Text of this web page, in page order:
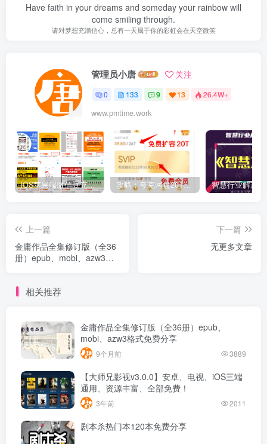
Have faith in your dreams and someday your rainbow will
come smiling through.
请对梦想充满信心，总有一天属于你的彩虹会在天空微笑
管理员小唐 关注
0 133 9 13 26.4W+
www.pmtime.work
iOS苹果端微信豆充值1:10的方法 攻略：夸克网盘20T空间免费扩容 免费会员申请 附最新申请步骤和技巧
上一篇
金庸作品全集修订版（全36
册）epub、mobi、azw3格
下一篇
无更多文章
相关推荐
金庸作品全集修订版（全36册）epub、
mobi、azw3格式免费分享
9个月前 3889
【大师兄影视v3.0.0】安卓、电视、iOS三端
通用、资源丰富、全部免费！
3年前 2011
剧本杀热门本120本免费分享